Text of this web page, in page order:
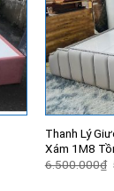
Thanh Lý
Xám 1M8
6.500.000₫